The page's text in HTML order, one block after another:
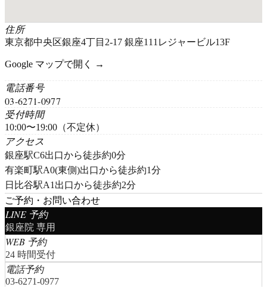
住所
東京都中央区銀座4丁目2-17 銀座111レジャービル13F
Google マップで開く →
電話番号
03-6271-0977
受付時間
10:00〜19:00（不定休）
アクセス
銀座駅C6出口から徒歩約0分
有楽町駅A0(東側)出口から徒歩約1分
日比谷駅A1出口から徒歩約2分
ご予約・お問い合わせ
LINE 予約
銀座院 専用
WEB 予約
24 時間受付
電話予約
03-6271-0977